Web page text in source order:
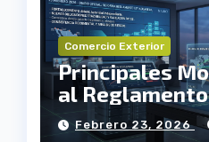
Comercio Exterior
Principales
al
Aduanera
Febrero 23, 2026